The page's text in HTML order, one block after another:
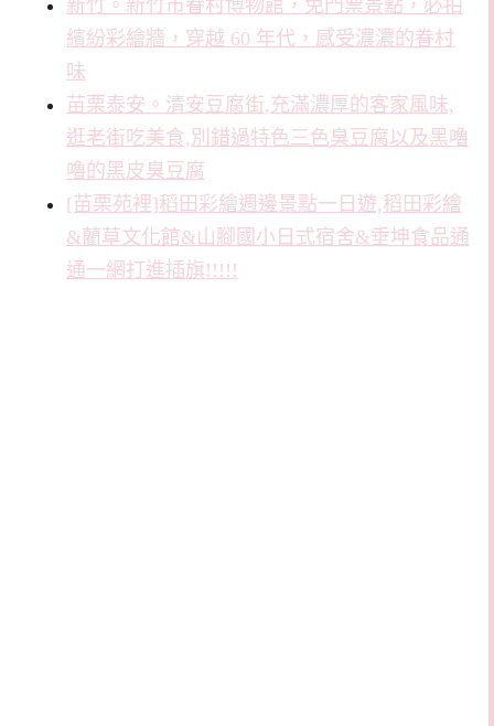
新竹。新竹市眷村博物館，免門票景點，必拍
繽紛彩繪牆，穿越 60 年代，感受濃濃的眷村
味
苗栗泰安。清安豆腐街,充滿濃厚的客家風味,
逛老街吃美食,別錯過特色三色臭豆腐以及黑嚕
嚕的黑皮臭豆腐
[苗栗苑裡]稻田彩繪週邊景點一日遊,稻田彩繪
&藺草文化館&山腳國小日式宿舍&垂坤食品通
通一網打進插旗!!!!!